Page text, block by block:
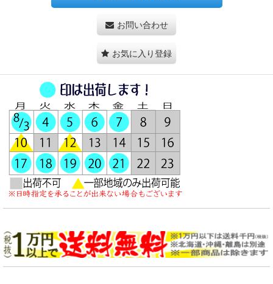
お問い合わせ
お気に入り登録